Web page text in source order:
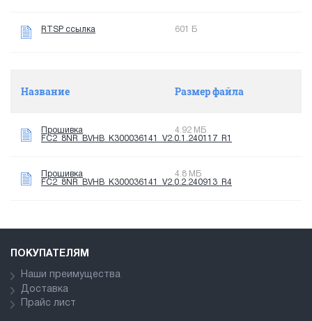
RTSP ссылка 601 Б
Название Размер файла
Прошивка
FC2_8NR_BVHB_K300036141_V2.0.1.240117_R1
4.92 МБ
Прошивка
FC2_8NR_BVHB_K300036141_V2.0.2.240913_R4
4.8 МБ
ПОКУПАТЕЛЯМ
Наши преимущества
Доставка
Прайс лист